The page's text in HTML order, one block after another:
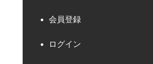
会員登録
ログイン